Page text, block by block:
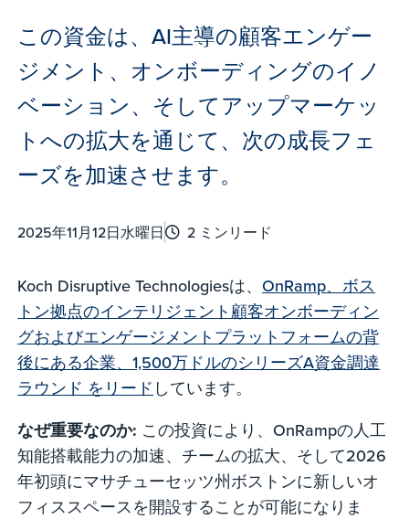
この資金は、AI主導の顧客エンゲー
ジメント、オンボーディングのイノ
ベーション、そしてアップマーケッ
トへの拡大を通じて、次の成長フェ
ーズを加速させます。
2025年11月12日水曜日 2 ミンリード
Koch Disruptive Technologiesは、 OnRamp、ボス
トン拠点のインテリジェント顧客オンボーディン
グおよびエンゲージメントプラットフォームの背
後にある企業、1,500万ドルのシリーズA資金調達
ラウンド をリード しています。
なぜ重要なのか: この投資により、OnRampの人工
知能搭載能力の加速、チームの拡大、そして2026
年初頭にマサチューセッツ州ボストンに新しいオ
フィススペースを開設することが可能になりま